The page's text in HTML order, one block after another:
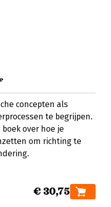
concepten als
te begrijpen.
over hoe je
om richting te
€ 30,75